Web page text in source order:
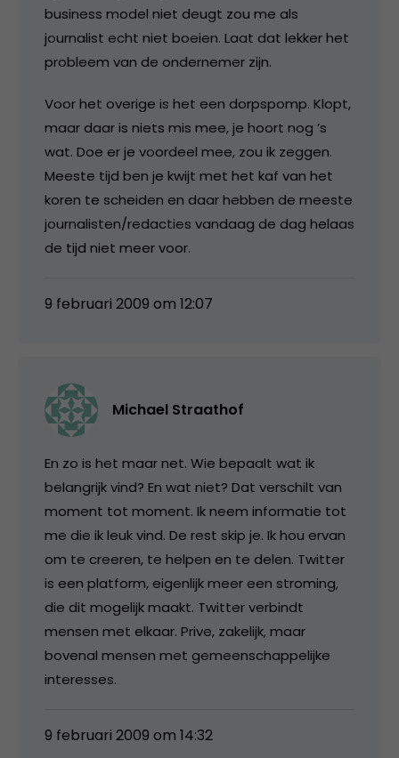
business model niet deugt zou me als
journalist echt niet boeien. Laat dat lekker het
probleem van de ondernemer zijn.
Voor het overige is het een dorpspomp. Klopt,
maar daar is niets mis mee, je hoort nog ’s
wat. Doe er je voordeel mee, zou ik zeggen.
Meeste tijd ben je kwijt met het kaf van het
koren te scheiden en daar hebben de meeste
journalisten/redacties vandaag de dag helaas
de tijd niet meer voor.
9 februari 2009 om 12:07
Michael Straathof
En zo is het maar net. Wie bepaalt wat ik
belangrijk vind? En wat niet? Dat verschilt van
moment tot moment. Ik neem informatie tot
me die ik leuk vind. De rest skip je. Ik hou ervan
om te creeren, te helpen en te delen. Twitter
is een platform, eigenlijk meer een stroming,
die dit mogelijk maakt. Twitter verbindt
mensen met elkaar. Prive, zakelijk, maar
bovenal mensen met gemeenschappelijke
interesses.
9 februari 2009 om 14:32